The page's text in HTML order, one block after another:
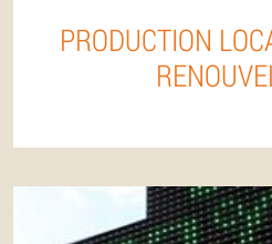
PRODUCTION